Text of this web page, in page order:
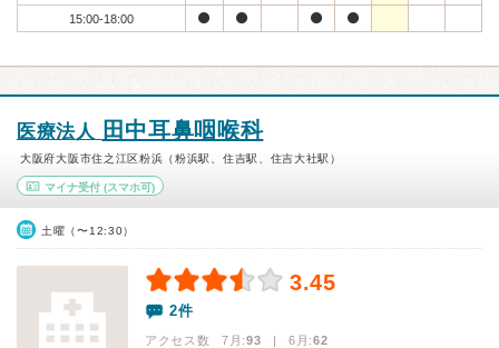
15:00-18:00
医療法人 田中耳鼻咽喉科
大阪府大阪市住之江区粉浜（粉浜駅、住吉駅、住吉大社駅）
マイナ受付 (スマホ可)
土曜（〜12:30）
3.45
2件
アクセス数 7月:93 | 6月:62